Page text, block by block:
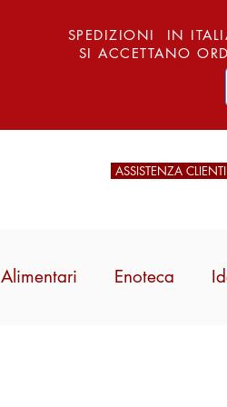
SPEDIZIONI IN
SI ACCETTANO
ASSISTENZA CLIENTI
Alimentari Enoteca